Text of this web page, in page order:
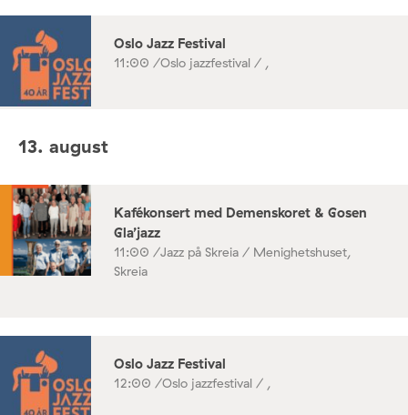
Oslo Jazz Festival
11:00 /Oslo jazzfestival / ,
13. august
Kafékonsert med Demenskoret & Gosen
Gla’jazz
11:00 /Jazz på Skreia / Menighetshuset,
Skreia
Oslo Jazz Festival
12:00 /Oslo jazzfestival / ,